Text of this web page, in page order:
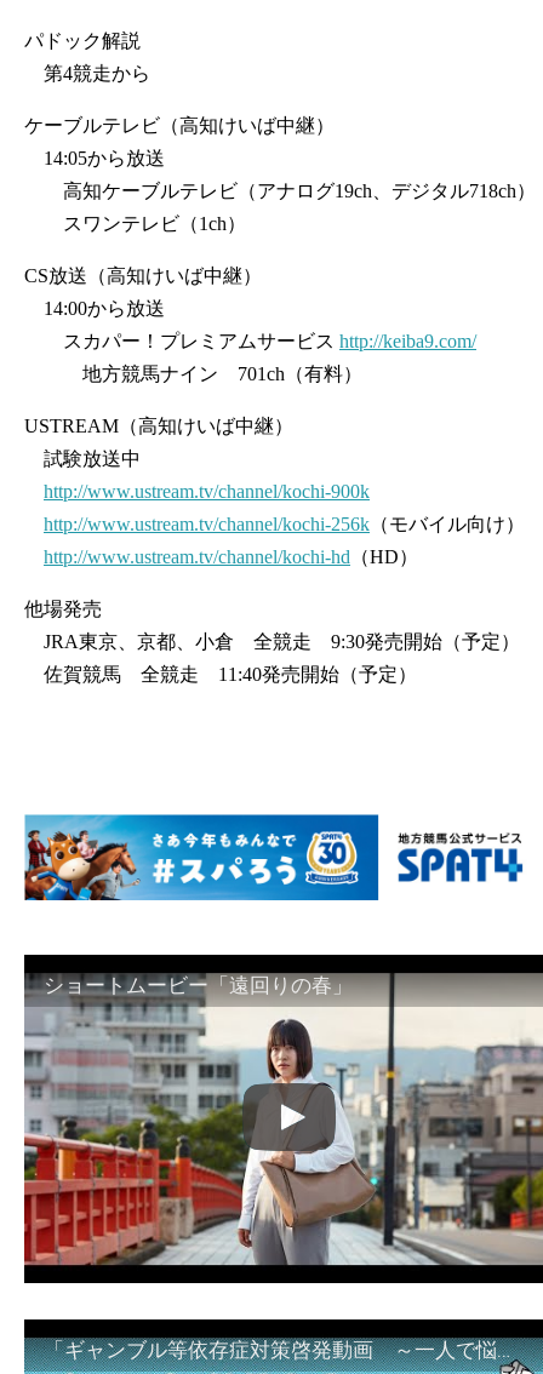
パドック解説
第4競走から
ケーブルテレビ（高知けいば中継）
14:05から放送
高知ケーブルテレビ（アナログ19ch、デジタル718ch）
スワンテレビ（1ch）
CS放送（高知けいば中継）
14:00から放送
スカパー！プレミアムサービス http://keiba9.com/
地方競馬ナイン 701ch（有料）
USTREAM（高知けいば中継）
試験放送中
http://www.ustream.tv/channel/kochi-900k
http://www.ustream.tv/channel/kochi-256k （モバイル向け）
http://www.ustream.tv/channel/kochi-hd （HD）
他場発売
JRA東京、京都、小倉 全競走 9:30発売開始（予定）
佐賀競馬 全競走 11:40発売開始（予定）
ショートムービー「遠回りの春」
「ギャンブル等依存症対策啓発動画 ～一人で悩まず、家族で悩まず、まず！相談機関へ～」